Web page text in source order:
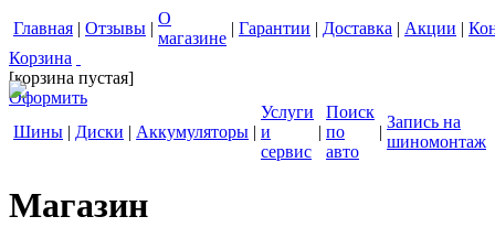
Главная | Отзывы |
О
магазине
| Гарантии | Доставка | Акции |
Корзина
[корзина пустая]
Оформить
Шины | Диски | Аккумуляторы |
Услуги
и
сервис
|
Поиск
по
авто
|
Запись на
шиномонтаж
Магазин